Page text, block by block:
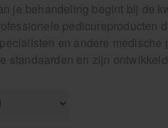
je behandeling begint bij de
pedicureproducten
en andere
standaarden en zijn